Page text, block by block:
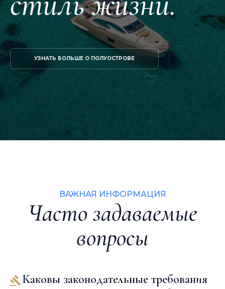
УЗНАТЬ БОЛЬШЕ О ПОЛУОСТРОВЕ
ВАЖНАЯ ИНФОРМАЦИЯ
Часто задаваемые
вопросы
Каковы законодательные требования